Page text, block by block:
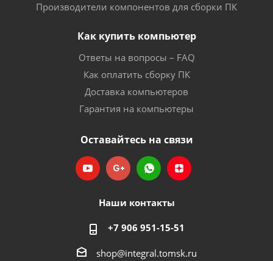
Производители компонентов для сборки ПК
Как купить компьютер
Ответы на вопросы – FAQ
Как оплатить сборку ПК
Доставка компьютеров
Гарантия на компьютеры
Оставайтесь на связи
Наши контакты
+7 906 951-15-51
shop@integral.tomsk.ru